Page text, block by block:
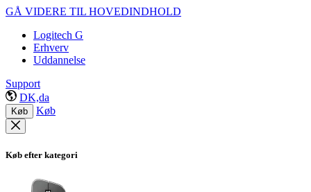
GÅ VIDERE TIL HOVEDINDHOLD
Logitech G
Erhverv
Uddannelse
Support
DK,da
Køb Køb
Køb efter kategori